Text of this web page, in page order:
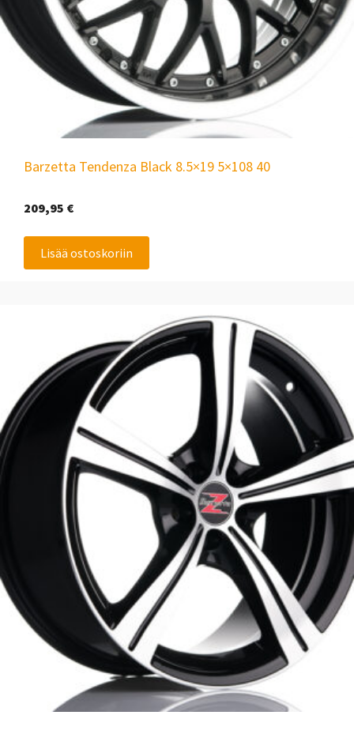
Barzetta Tendenza Black 8.5×19 5×108 40
209,95 €
Lisää ostoskoriin